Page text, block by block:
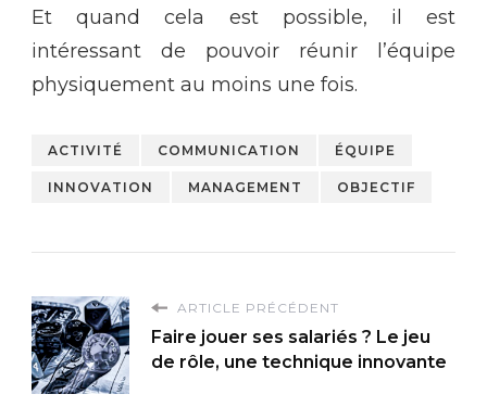
Et quand cela est possible, il est
intéressant de pouvoir réunir l’équipe
physiquement au moins une fois.
ACTIVITÉ COMMUNICATION ÉQUIPE
INNOVATION MANAGEMENT OBJECTIF
ARTICLE PRÉCÉDENT
Faire jouer ses salariés ? Le jeu
de rôle, une technique innovante